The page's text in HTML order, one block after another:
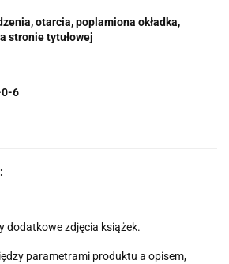
otarcia, poplamiona okładka,
stronie tytułowej
0-6
dodatkowe zdjęcia książek.
parametrami produktu a opisem,